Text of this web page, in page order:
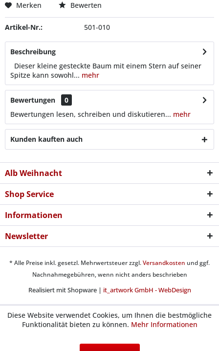
Merken Bewerten
Artikel-Nr.: 501-010
Beschreibung
Dieser kleine gesteckte Baum mit einem Stern auf seiner
Spitze kann sowohl... mehr
Bewertungen
0
Bewertungen lesen, schreiben und diskutieren... mehr
Kunden kauften auch
Alb Weihnacht
Shop Service
Informationen
Newsletter
* Alle Preise inkl. gesetzl. Mehrwertsteuer zzgl.Versandkosten und ggf.
Nachnahmegebühren, wenn nicht anders beschrieben
Realisiert mit Shopware | it_artwork GmbH - WebDesign
Diese Website verwendet Cookies, um Ihnen die bestmögliche
Funktionalität bieten zu können. Mehr Informationen